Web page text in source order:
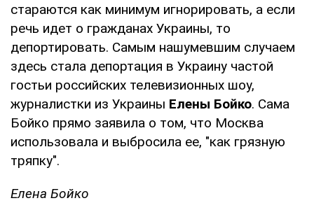
стараются как минимум игнорировать, а если
речь идет о гражданах Украины, то
депортировать. Самым нашумевшим случаем
здесь стала депортация в Украину частой
гостьи российских телевизионных шоу,
журналистки из Украины Елены Бойко. Сама
Бойко прямо заявила о том, что Москва
использовала и выбросила ее, "как грязную
тряпку".
Елена Бойко